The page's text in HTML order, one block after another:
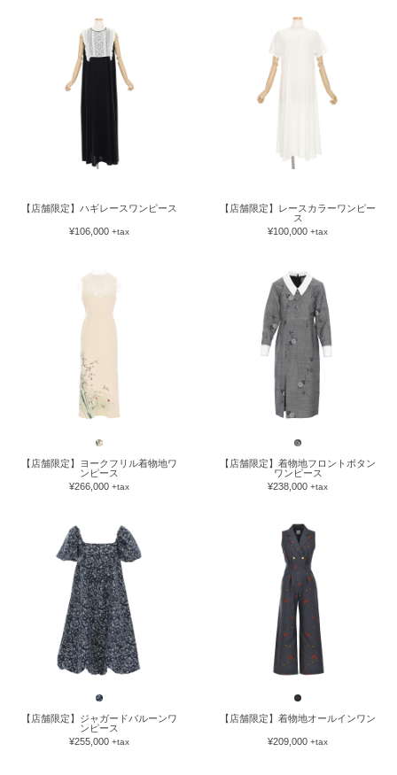
【店舗限定】ハギレースワンピース
¥106,000 +tax
【店舗限定】レースカラーワンピー
ス
¥100,000 +tax
【店舗限定】ヨークフリル着物地ワ
ンピース
¥266,000 +tax
【店舗限定】着物地フロントボタン
ワンピース
¥238,000 +tax
【店舗限定】ジャガードバルーンワ
ンピース
¥255,000 +tax
【店舗限定】着物地オールインワン
¥209,000 +tax